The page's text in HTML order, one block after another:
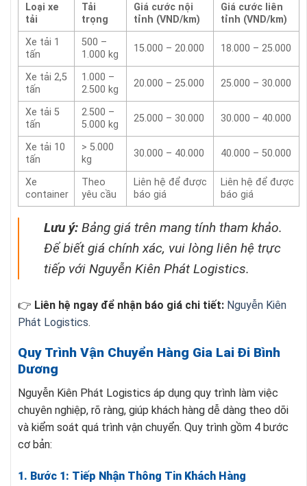
Loại xe
tải
Tải
trọng
Giá cước nội
tỉnh (VND/km)
Giá cước liên
tỉnh (VND/km)
Xe tải 1
tấn
500 –
1.000 kg
15.000 – 20.000 18.000 – 25.000
Xe tải 2,5
tấn
1.000 –
2.500 kg
20.000 – 25.000 25.000 – 30.000
Xe tải 5
tấn
2.500 –
5.000 kg
25.000 – 30.000 30.000 – 40.000
Xe tải 10
tấn
> 5.000
kg
30.000 – 40.000 40.000 – 50.000
Xe
container
Theo
yêu cầu
Liên hệ để được
báo giá
Liên hệ để được
báo giá
Lưu ý: Bảng giá trên mang tính tham khảo.
Để biết giá chính xác, vui lòng liên hệ trực
tiếp với Nguyễn Kiên Phát Logistics.
👉 Liên hệ ngay để nhận báo giá chi tiết: Nguyễn Kiên
Phát Logistics.
Quy Trình Vận Chuyển Hàng Gia Lai Đi Bình
Dương
Nguyễn Kiên Phát Logistics áp dụng quy trình làm việc
chuyên nghiệp, rõ ràng, giúp khách hàng dễ dàng theo dõi
và kiểm soát quá trình vận chuyển. Quy trình gồm 4 bước
cơ bản:
1. Bước 1: Tiếp Nhận Thông Tin Khách Hàng